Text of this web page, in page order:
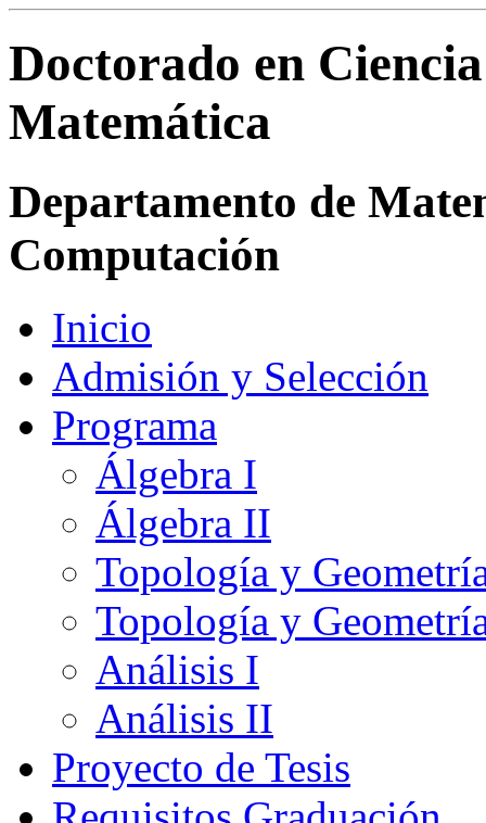
Doctorado en
Matemática
Departamento de
Computación
Inicio
Admisión y Selección
Programa
Álgebra I
Álgebra II
Topología y
Topología y
Análisis I
Análisis II
Proyecto de Tesis